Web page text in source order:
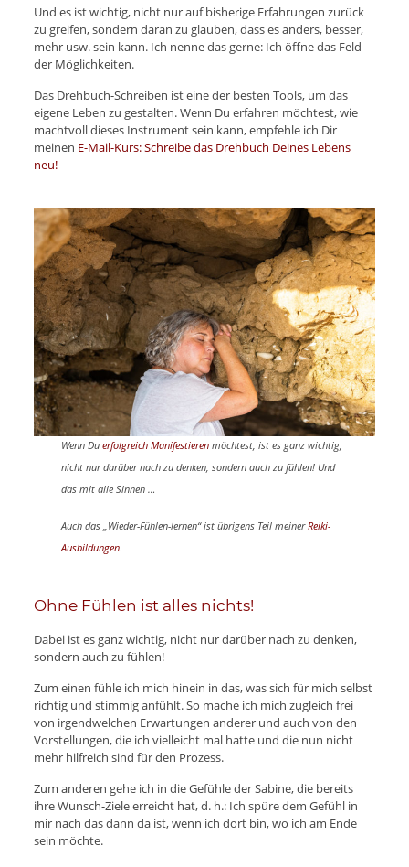
Und es ist wichtig, nicht nur auf bisherige Erfahrungen zurück
zu greifen, sondern daran zu glauben, dass es anders, besser,
mehr usw. sein kann. Ich nenne das gerne: Ich öffne das Feld
der Möglichkeiten.
Das Drehbuch-Schreiben ist eine der besten Tools, um das
eigene Leben zu gestalten. Wenn Du erfahren möchtest, wie
machtvoll dieses Instrument sein kann, empfehle ich Dir
meinen E-Mail-Kurs: Schreibe das Drehbuch Deines Lebens
neu!
Wenn Du erfolgreich Manifestierenmöchtest, ist es ganz wichtig,
nicht nur darüber nach zu denken, sondern auch zu fühlen! Und
das mit alle Sinnen …
Auch das „Wieder-Fühlen-lernen“ ist übrigens Teil meinerReiki-
Ausbildungen.
Ohne Fühlen ist alles nichts!
Dabei ist es ganz wichtig, nicht nur darüber nach zu denken,
sondern auch zu fühlen!
Zum einen fühle ich mich hinein in das, was sich für mich selbst
richtig und stimmig anfühlt. So mache ich mich zugleich frei
von irgendwelchen Erwartungen anderer und auch von den
Vorstellungen, die ich vielleicht mal hatte und die nun nicht
mehr hilfreich sind für den Prozess.
Zum anderen gehe ich in die Gefühle der Sabine, die bereits
ihre Wunsch-Ziele erreicht hat, d. h.: Ich spüre dem Gefühl in
mir nach das dann da ist, wenn ich dort bin, wo ich am Ende
sein möchte.